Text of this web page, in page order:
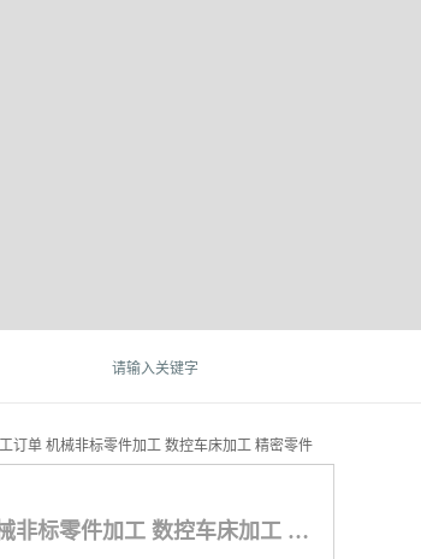
订单 机械非标零件加工 数控车床加工 精密零件
黄铜紫铜非标螺丝螺母加工订单 机械非标零件加工 数控车床加工 精密零件